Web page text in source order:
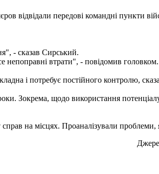
передові командні пункти
- сказав Сирський.
непоправні втрати", - повідомив головком.
і потребує постійного контролю,
Зокрема, щодо використання
на місцях. Проаналізували проблеми,